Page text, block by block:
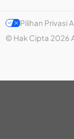
Pilihan Privasi
© Hak Cipta 2026